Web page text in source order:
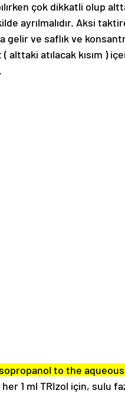
çok dikkatli olup
ayrılmalıdır. Aksi
gelir ve saflık ve
( alttaki atılacak kısım
to the
her 1 ml TRIzol için, sulu